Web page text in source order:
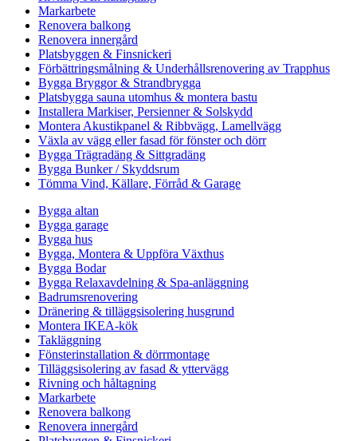
Markarbete
Renovera balkong
Renovera innergård
Platsbyggen & Finsnickeri
Förbättringsmålning & Underhållsrenovering av Trapphus
Bygga Bryggor & Strandbrygga
Platsbygga sauna utomhus & montera bastu
Installera Markiser, Persienner & Solskydd
Montera Akustikpanel & Ribbvägg, Lamellvägg
Växla av vägg eller fasad för fönster och dörr
Bygga Trägradäng & Sittgradäng
Bygga Bunker / Skyddsrum
Tömma Vind, Källare, Förråd & Garage
Bygga altan
Bygga garage
Bygga hus
Bygga, Montera & Uppföra Växthus
Bygga Bodar
Bygga Relaxavdelning & Spa-anläggning
Badrumsrenovering
Dränering & tilläggsisolering husgrund
Montera IKEA-kök
Takläggning
Fönsterinstallation & dörrmontage
Tilläggsisolering av fasad & yttervägg
Rivning och håltagning
Markarbete
Renovera balkong
Renovera innergård